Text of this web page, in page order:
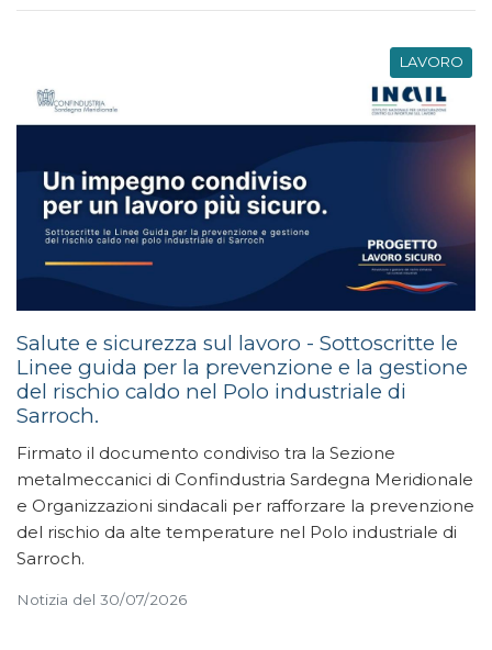
LAVORO
Salute e sicurezza sul lavoro - Sottoscritte le
Linee guida per la prevenzione e la gestione
del rischio caldo nel Polo industriale di
Sarroch.
Firmato il documento condiviso tra la Sezione
metalmeccanici di Confindustria Sardegna Meridionale
e Organizzazioni sindacali per rafforzare la prevenzione
del rischio da alte temperature nel Polo industriale di
Sarroch.
Notizia del 30/07/2026